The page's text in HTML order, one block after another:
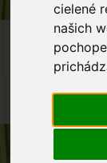
cielené
našich